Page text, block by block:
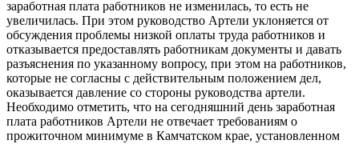
заработная плата работников не изменилась, то есть не
увеличилась. При этом руководство Артели уклоняется от
обсуждения проблемы низкой оплаты труда работников и
отказывается предоставлять работникам документы и давать
разъяснения по указанному вопросу, при этом на работников,
которые не согласны с действительным положением дел,
оказывается давление со стороны руководства артели.
Необходимо отметить, что на сегодняшний день заработная
плата работников Артели не отвечает требованиям о
прожиточном минимуме в Камчатском крае, установленном